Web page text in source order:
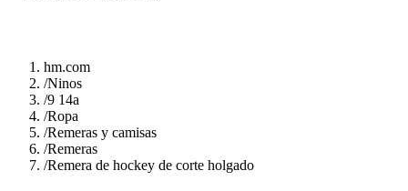
hm.com
/Ninos
/9 14a
/Ropa
/Remeras y camisas
/Remeras
/Remera de hockey de corte holgado